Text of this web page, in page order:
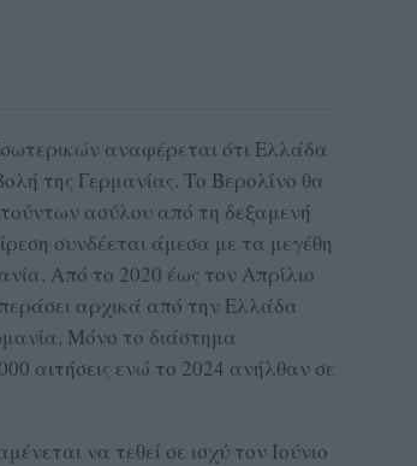
αναφέρεται ότι Ελλάδα
της Γερμανίας. Το Βερολίνο θα
ασύλου από τη δεξαμενή
συνδέεται άμεσα με τα μεγέθη
Από το 2020 έως τον Απρίλιο
αρχικά από την Ελλάδα
Μόνο το διάστημα
αιτήσεις ενώ το 2024 ανήλθαν σε
να τεθεί σε ισχύ τον Ιούνιο